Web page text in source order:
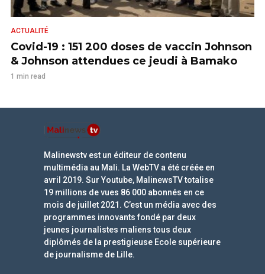
ACTUALITÉ
Covid-19 : 151 200 doses de vaccin Johnson
& Johnson attendues ce jeudi à Bamako
1 min read
Malinewstv est un éditeur de contenu
multimédia au Mali. La WebTV a été créée en
avril 2019. Sur Youtube, MalinewsTV totalise
19 millions de vues 86 000 abonnés en ce
mois de juillet 2021. C’est un média avec des
programmes innovants fondé par deux
jeunes journalistes maliens tous deux
diplômés de la prestigieuse Ecole supérieure
de journalisme de Lille.